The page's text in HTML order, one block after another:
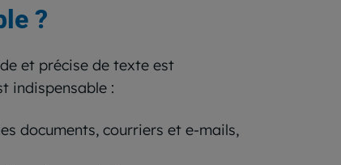
?
et précise de texte est
indispensable :
documents, courriers et e-mails,